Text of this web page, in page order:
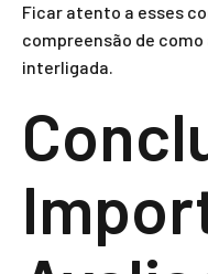
Ficar atento a esses
compreensão de
interligada.